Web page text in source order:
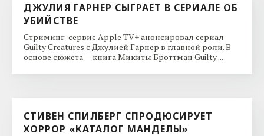
ДЖУЛИЯ ГАРНЕР СЫГРАЕТ В СЕРИАЛЕ ОБ
УБИЙСТВЕ
Стриминг-сервис Apple TV+ анонсировал сериал
Guilty Creatures с Джулией Гарнер в главной роли. В
основе сюжета — книга Микиты Броттман Guilty ...
СТИВЕН СПИЛБЕРГ СПРОДЮСИРУЕТ
ХОРРОР «КАТАЛОГ МАНДЕЛЫ»